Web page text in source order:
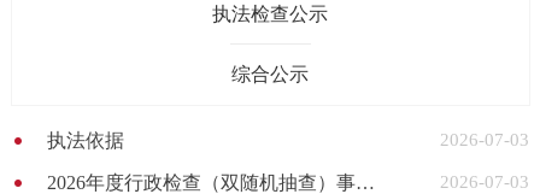
执法检查公示
综合公示
执法依据 2026-07-03
2026年度行政检查（双随机抽查）事项清单 2026-07-03